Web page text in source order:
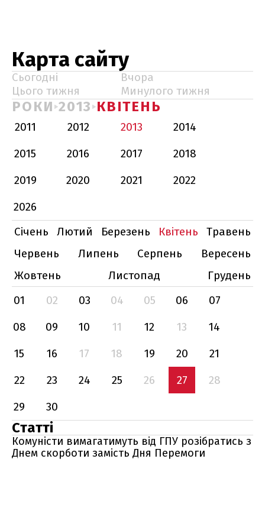
Карта сайту
Сьогодні
Вчора
Цього тижня
Минулого тижня
РОКИ 2013 КВІТЕНЬ
2011 2012 2013
2014
2015
2016 2017
2018
2019
2020 2021
2022
2026
Січень
Лютий Березень Квітень
Травень
Червень
Липень Серпень
Вересень
Жовтень
Листопад
Грудень
01
02 03 04 05 06
07
08
09 10 11 12 13
14
15
16 17 18 19 20
21
22
23 24 25 26 27
28
29
30
Статті
Комуністи вимагатимуть від ГПУ розібратись з
Днем скорботи замість Дня Перемоги